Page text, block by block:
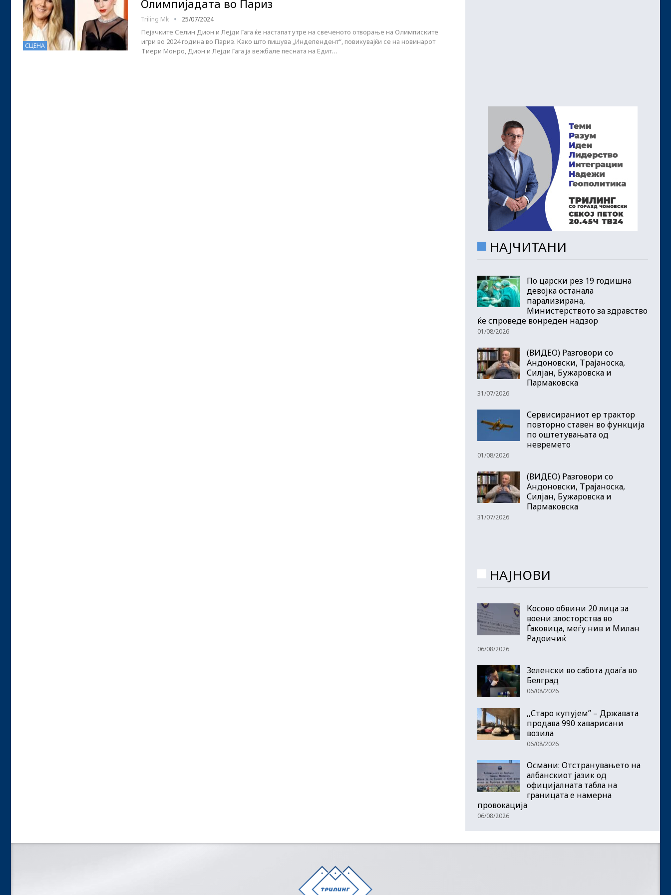
СЦЕНА
Олимпијадата во Париз
Triling Mk 25/07/2024
Пејачките Селин Дион и Лејди Гага ќе настапат утре на свеченото отворање на Олимписките
игри во 2024 година во Париз. Како што пишува „Индепендент“, повикувајќи се на новинарот
Тиери Монро, Дион и Лејди Гага ја вежбале песната на Едит…
НАЈЧИТАНИ
По царски рез 19 годишна
девојка останала
парализирана,
Министерството за здравство
ќе спроведе вонреден надзор
01/08/2026
(ВИДЕО) Разговори со
Андоновски, Трајаноска,
Силјан, Бужаровска и
Пармаковска
31/07/2026
Сервисираниот ер трактор
повторно ставен во функција
по оштетувањата од
невремето
01/08/2026
(ВИДЕО) Разговори со
Андоновски, Трајаноска,
Силјан, Бужаровска и
Пармаковска
31/07/2026
НАЈНОВИ
Косово обвини 20 лица за
воени злосторства во
Ѓаковица, меѓу нив и Милан
Радоичиќ
06/08/2026
Зеленски во сабота доаѓа во
Белград
06/08/2026
,,Старо купујем” – Државата
продава 990 хаварисани
возила
06/08/2026
Османи: Отстранувањето на
албанскиот јазик од
официјалната табла на
границата е намерна
провокација
06/08/2026